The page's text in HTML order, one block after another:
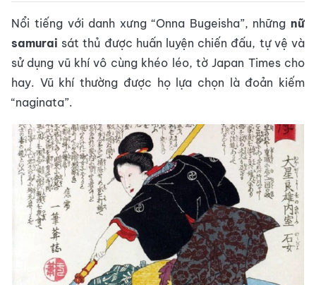
Nổi tiếng với danh xưng “Onna Bugeisha”, những nữ
samurai sát thủ được huấn luyện chiến đấu, tự vệ và
sử dụng vũ khí vô cùng khéo léo, tờ Japan Times cho
hay. Vũ khí thường được họ lựa chọn là đoản kiếm
“naginata”.